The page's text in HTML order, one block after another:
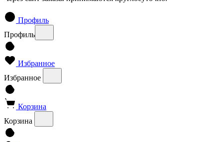
Профиль
Профиль
Избранное
Избранное
Корзина
Корзина